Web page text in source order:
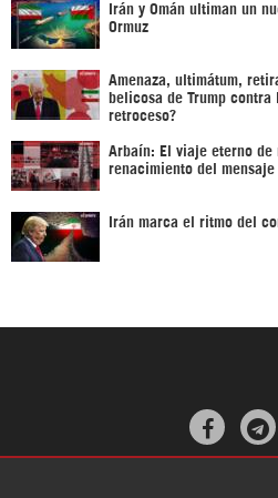
Irán y Omán ultiman un
Ormuz
Amenaza, ultimátum,
belicosa de Trump contra
retroceso?
Arbaín: El viaje eterno de
renacimiento del mensaje
Irán marca el ritmo del